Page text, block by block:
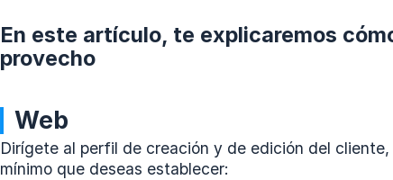
En este artículo, te explicaremos
provecho
Web
Dirígete al perfil de creación y de edición del
mínimo que deseas establecer: